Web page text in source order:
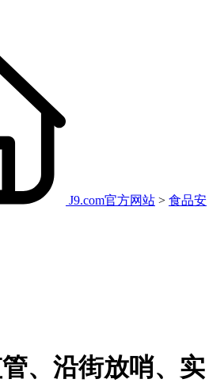
J9.com官方网站 > 食品安
、沿街放哨、实